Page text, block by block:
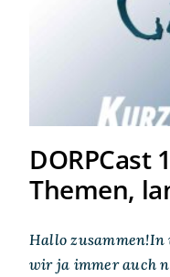
DORPCast
Themen,
Hallo zusammen!In
wir ja immer auch